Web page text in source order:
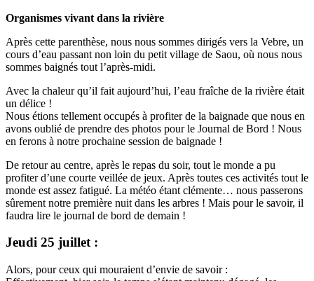
Organismes vivant dans la rivière
Après cette parenthèse, nous nous sommes dirigés vers la Vebre, un
cours d’eau passant non loin du petit village de Saou, où nous nous
sommes baignés tout l’après-midi.
Avec la chaleur qu’il fait aujourd’hui, l’eau fraîche de la rivière était
un délice !
Nous étions tellement occupés à profiter de la baignade que nous en
avons oublié de prendre des photos pour le Journal de Bord ! Nous
en ferons à notre prochaine session de baignade !
De retour au centre, après le repas du soir, tout le monde a pu
profiter d’une courte veillée de jeux. Après toutes ces activités tout le
monde est assez fatigué. La météo étant clémente… nous passerons
sûrement notre première nuit dans les arbres ! Mais pour le savoir, il
faudra lire le journal de bord de demain !
Jeudi 25 juillet :
Alors, pour ceux qui mouraient d’envie de savoir :